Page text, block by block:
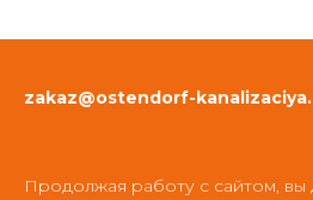
zakaz@ostendorf-
Продолжая работу с сайтом, вы